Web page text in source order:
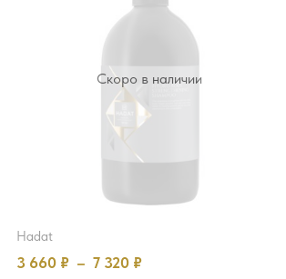
Скоро в наличии
hadat
3 660 ₽ – 7 320 ₽